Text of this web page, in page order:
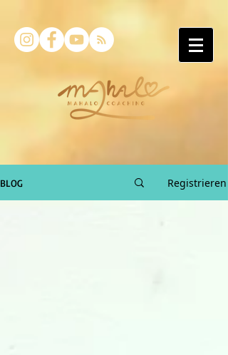
BLOG Registrieren